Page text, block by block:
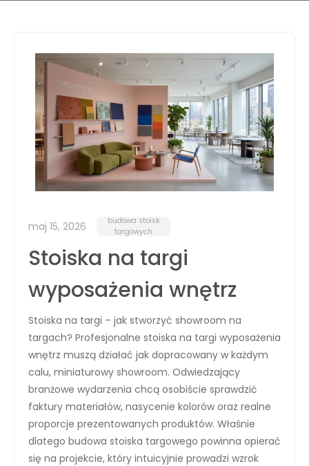
maj 15, 2026
budowa stoisk
targowych
Stoiska na targi
wyposażenia wnętrz
Stoiska na targi – jak stworzyć showroom na
targach? Profesjonalne stoiska na targi wyposażenia
wnętrz muszą działać jak dopracowany w każdym
calu, miniaturowy showroom. Odwiedzający
branżowe wydarzenia chcą osobiście sprawdzić
faktury materiałów, nasycenie kolorów oraz realne
proporcje prezentowanych produktów. Właśnie
dlatego budowa stoiska targowego powinna opierać
się na projekcie, który intuicyjnie prowadzi wzrok